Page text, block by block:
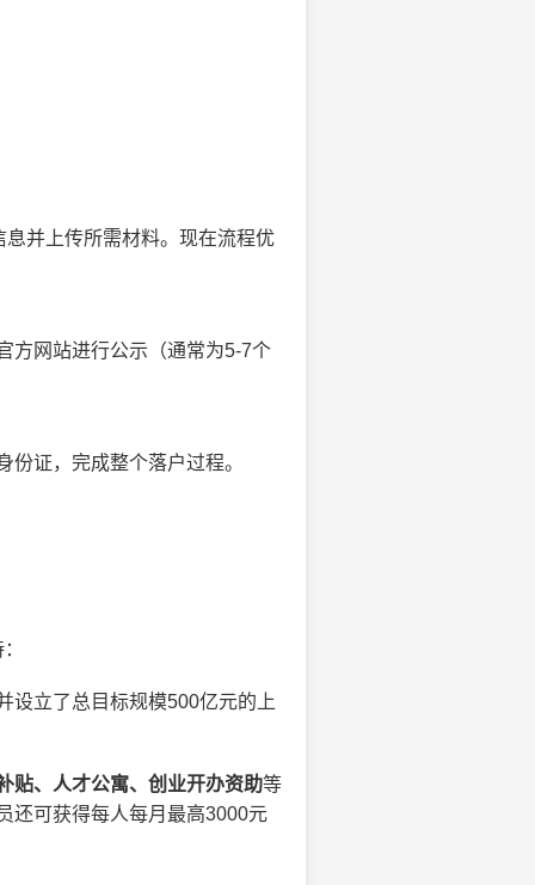
息并上传所需材料。现在流程优
方网站进行公示（通常为5-7个
证，完成整个落户过程。
设立了总目标规模500亿元的上
贴、人才公寓、创业开办资助等
还可获得每人每月最高3000元